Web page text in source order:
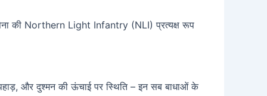
सेना की Northern Light Infantry (NLI) प्रत्यक्ष रूप
और दुश्मन की ऊंचाई पर स्थिति – इन सब बाधाओं के